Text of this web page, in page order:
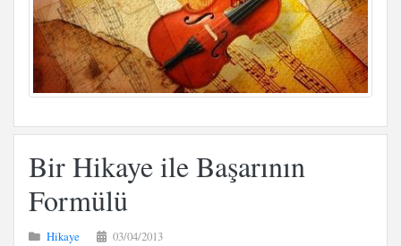
Bir Hikaye ile Başarının
Formülü
Hikaye 03/04/2013